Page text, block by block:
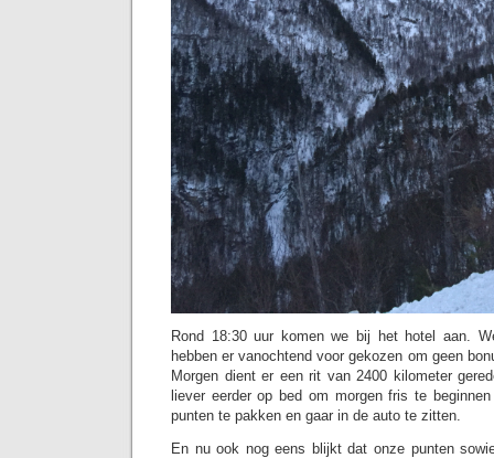
Rond 18:30 uur komen we bij het hotel aan.
hebben er vanochtend voor gekozen om geen
Morgen dient er een rit van 2400 kilometer
liever eerder op bed om morgen fris te
punten te pakken en gaar in de auto te zitten.
En nu ook nog eens blijkt dat onze punten